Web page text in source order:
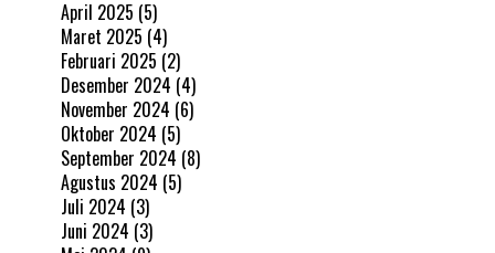
April 2025 (5)
Maret 2025 (4)
Februari 2025 (2)
Desember 2024 (4)
November 2024 (6)
Oktober 2024 (5)
September 2024 (8)
Agustus 2024 (5)
Juli 2024 (3)
Juni 2024 (3)